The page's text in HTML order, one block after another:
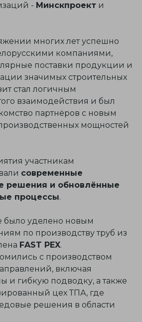
- Минскпроект и
многих лет успешно
компаниями,
поставки продукции и
значимых строительных
стал логичным
взаимодействия и был
партнёров с новым
мощностей
участникам
современные
решения и обновлённые
процессы.
было уделено новым
по производству труб из
FAST PEX.
с производством
включая
и гибкую подводку, а также
цех ТПА, где
решения в области